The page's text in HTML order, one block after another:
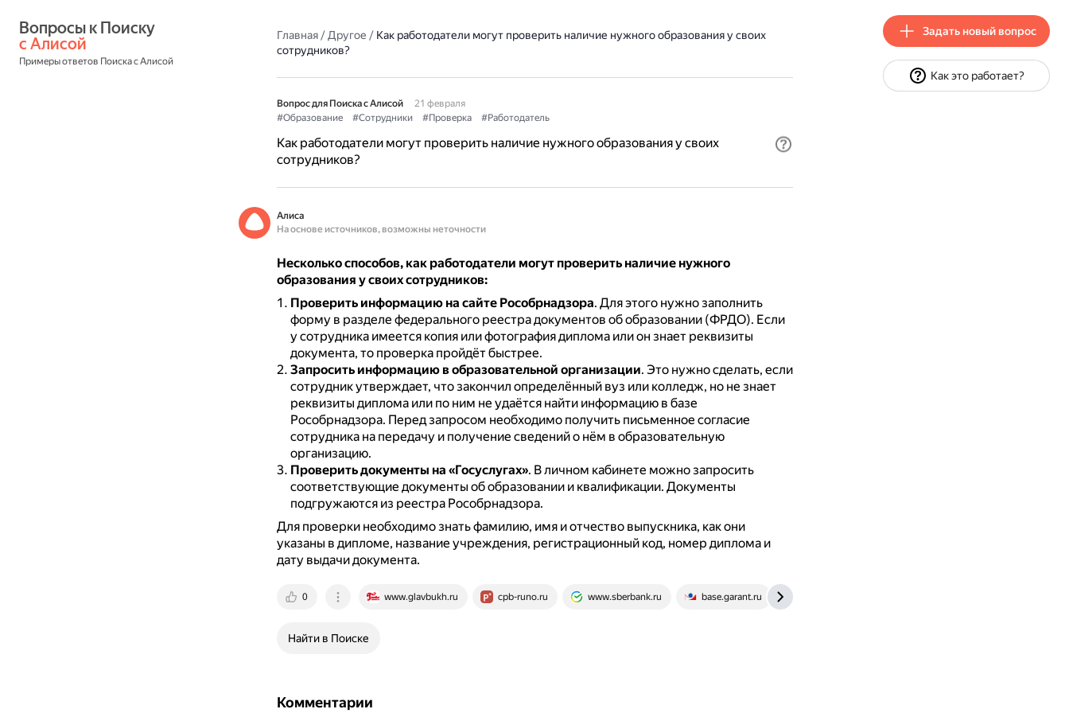
с Алисой
Примеры ответов Поиска с Алисой
Главная/Другое / Как работодатели могут проверить наличие нужного образования у своих
сотрудников?
Вопрос для Поиска с Алисой
21 февраля
#Образование
#Сотрудники #Проверка #Работодатель
Как работодатели могут проверить наличие нужного образования у своих
сотрудников?
Алиса
На основе источников, возможны неточности
Несколько способов, как работодатели могут проверить наличие нужного
образования у своих сотрудников:
Проверить информацию на сайте Рособрнадзора. Для этого нужно заполнить
форму в разделе федерального реестра документов об образовании (ФРДО). Если
у сотрудника имеется копия или фотография диплома или он знает реквизиты
документа, то проверка пройдёт быстрее.
Запросить информацию в образовательной организации. Это нужно сделать, если
сотрудник утверждает, что закончил определённый вуз или колледж, но не знает
реквизиты диплома или по ним не удаётся найти информацию в базе
Рособрнадзора. Перед запросом необходимо получить письменное согласие
сотрудника на передачу и получение сведений о нём в образовательную
организацию.
Проверить документы на «Госуслугах». В личном кабинете можно запросить
соответствующие документы об образовании и квалификации. Документы
подгружаются из реестра Рособрнадзора.
Для проверки необходимо знать фамилию, имя и отчество выпускника, как они
указаны в дипломе, название учреждения, регистрационный код, номер диплома и
дату выдачи документа.
0 www.glavbukh.ru cpb-runo.ru www.sberbank.ru base.garant.ru
Найти в Поиске
Комментарии
Задать новый вопрос
Как это работает?